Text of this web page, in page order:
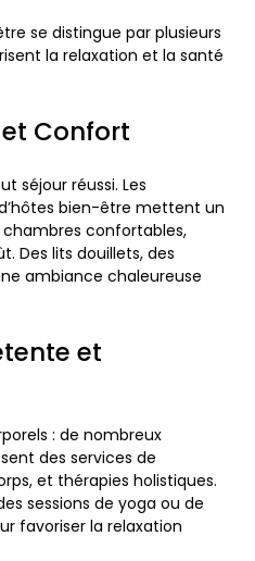
se distingue par plusieurs
la relaxation et la santé
Confort
séjour réussi. Les
bien-être mettent un
confortables,
Des lits douillets, des
ambiance chaleureuse
et
: de nombreux
des services de
et thérapies holistiques.
sessions de yoga ou de
favoriser la relaxation